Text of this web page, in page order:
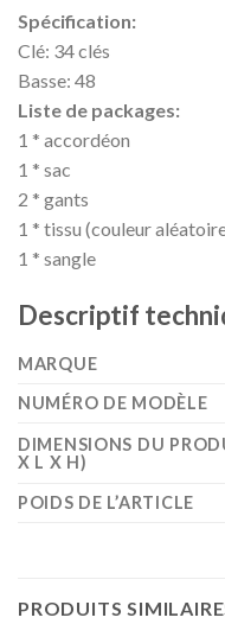
Spécification:
Clé: 34 clés
Basse: 48
Liste de packages:
1 * accordéon
1 * sac
2 * gants
1 * tissu (couleur
1 * sangle
Descriptif
MARQUE
NUMÉRO DE MODÈLE
DIMENSIONS DU
X L X H)
POIDS DE L’ARTICLE
PRODUITS